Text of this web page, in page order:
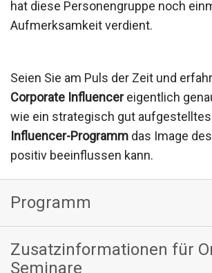
hat diese Personengruppe noch
Aufmerksamkeit verdient.
Seien Sie am Puls der Zeit und
Corporate Influencereigentlich
wie ein strategisch gut aufgestelltes
Influencer-Programm das Image
positiv beeinflussen kann.
Programm
Zusatzinformationen für
Seminare